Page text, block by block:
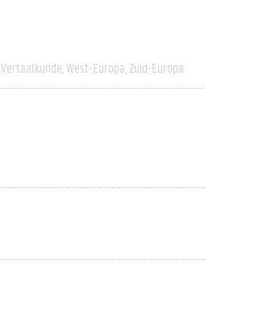
Vertaalkunde West-Europa Zuid-Europa